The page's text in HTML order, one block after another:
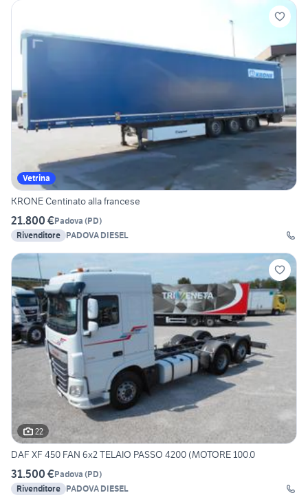
Vetrina
KRONE Centinato alla francese
21.800 €Padova (PD)
Rivenditore PADOVA DIESEL
22
DAF XF 450 FAN 6x2 TELAIO PASSO 4200 (MOTORE 100.0
31.500 €Padova (PD)
Rivenditore PADOVA DIESEL